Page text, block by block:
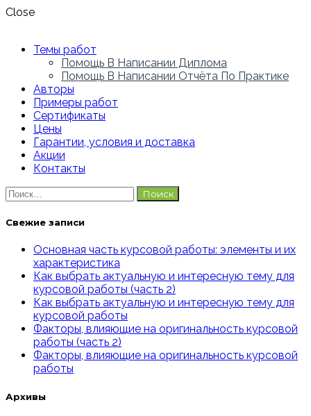
Close
Темы работ
Помощь В Написании Диплома
Помощь В Написании Отчёта По Практике
Авторы
Примеры работ
Сертификаты
Цены
Гарантии, условия и доставка
Акции
Контакты
Найти:
Свежие записи
Основная часть курсовой работы: элементы и их
характеристика
Как выбрать актуальную и интересную тему для
курсовой работы (часть 2)
Как выбрать актуальную и интересную тему для
курсовой работы
Факторы, влияющие на оригинальность курсовой
работы (часть 2)
Факторы, влияющие на оригинальность курсовой
работы
Архивы